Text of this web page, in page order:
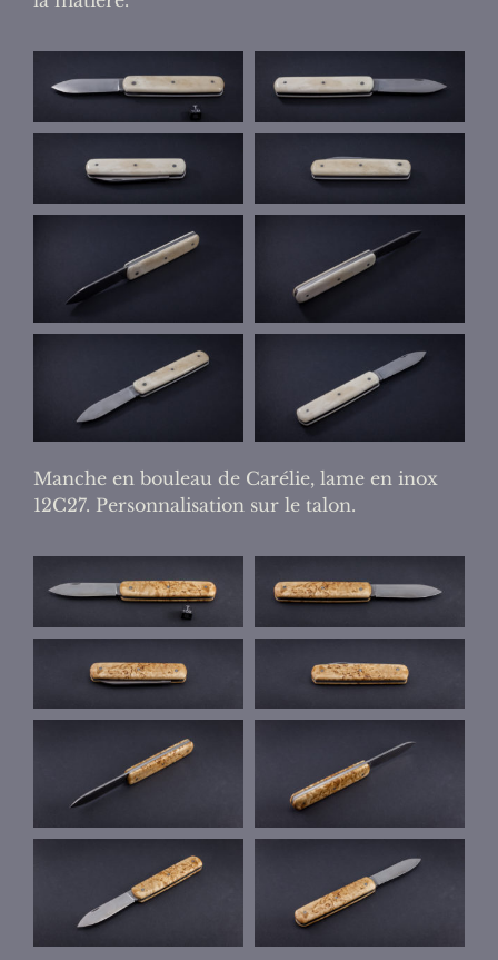
Manche en bouleau de Carélie, lame en inox
12C27. Personnalisation sur le talon.